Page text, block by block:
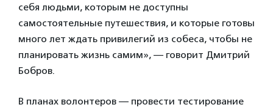
себя людьми, которым не доступны
самостоятельные путешествия, и которые готовы
много лет ждать привилегий из собеса, чтобы не
планировать жизнь самим», — говорит Дмитрий
Бобров.
В планах волонтеров — провести тестирование